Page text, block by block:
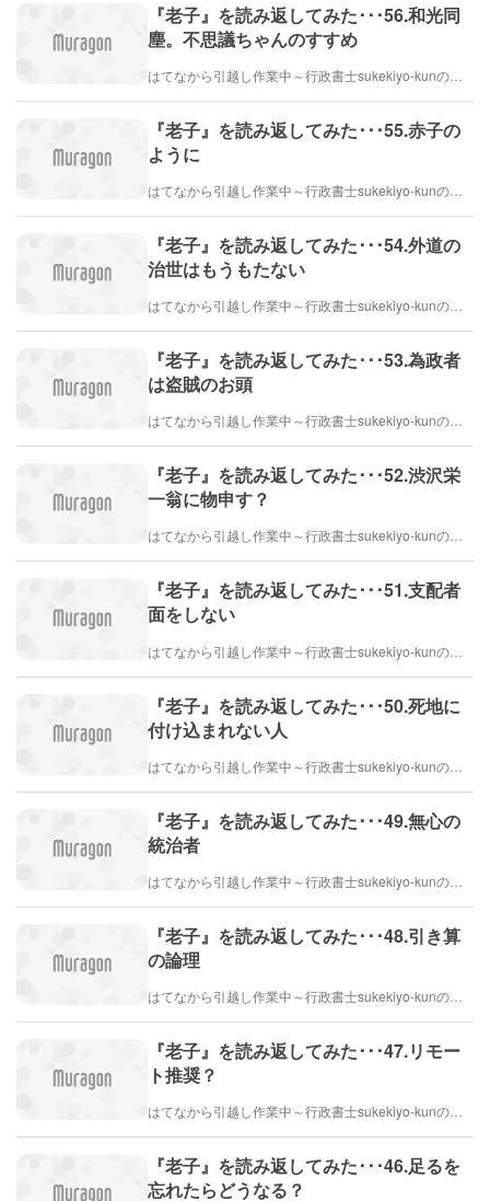
『老子』を読み返してみた･･･56.和光同
塵。不思議ちゃんのすすめ
『老子』を読み返してみた･･･55.赤子の
ように
『老子』を読み返してみた･･･54.外道の
治世はもうもたない
『老子』を読み返してみた･･･53.為政者
は盗賊のお頭
『老子』を読み返してみた･･･52.渋沢栄
一翁に物申す？
はてなから引越し作業中～行政書士sukekiyo-kunの家族法など（仮）
『老子』を読み返してみた･･･51.支配者
面をしない
『老子』を読み返してみた･･･50.死地に
付け込まれない人
『老子』を読み返してみた･･･49.無心の
統治者
『老子』を読み返してみた･･･48.引き算
の論理
『老子』を読み返してみた･･･47.リモー
ト推奨？
『老子』を読み返してみた･･･46.足るを
忘れたらどうなる？